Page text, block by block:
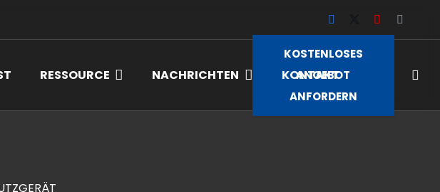
RESSOURCE NACHRICHTEN KONTAKT
KOSTENLOSES
ANGEBOT
ANFORDERN